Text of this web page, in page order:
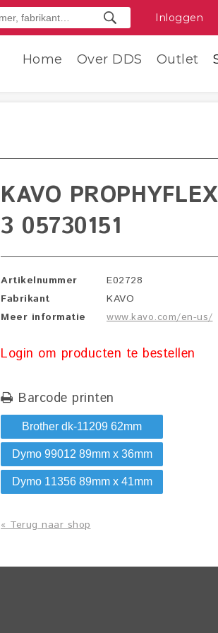
Inloggen
Home Over DDS Outlet
KAVO
3 05730151
Artikelnummer
E02728
Fabrikant
KAVO
Meer informatie
www.kavo.com/en-us/
Login om producten te bestellen
Barcode printen
Brother dk-11209 62mm
Dymo 99012 89mm x 36mm
Dymo 11356 89mm x 41mm
« Terug naar shop